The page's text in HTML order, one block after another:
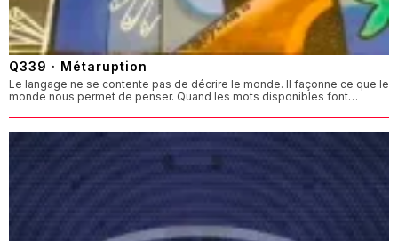
Q339 · Métaruption
Le langage ne se contente pas de décrire le monde. Il façonne ce que le
monde nous permet de penser. Quand les mots disponibles font…